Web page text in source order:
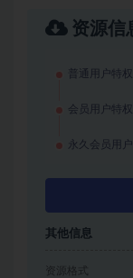
资源信
普通用户特权
会员用户特权
永久会员用户
其他信息
资源格式